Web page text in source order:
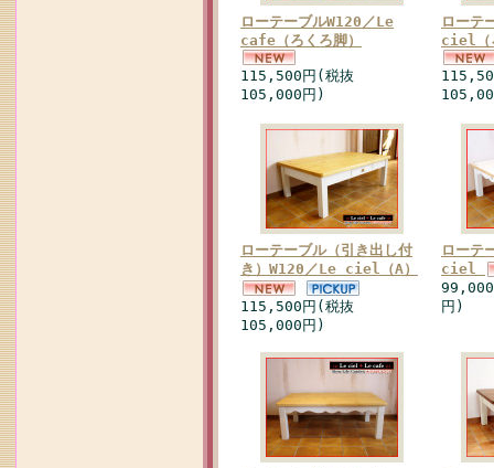
ローテーブルW120／Le
cafe（ろくろ脚）
115,500円(税抜
105,000円)
ローテ
ciel（
ローテーブル（引き出し付
き）W120／Le ciel（A）
115,500円(税抜
105,000円)
ローテ
ciel
円)